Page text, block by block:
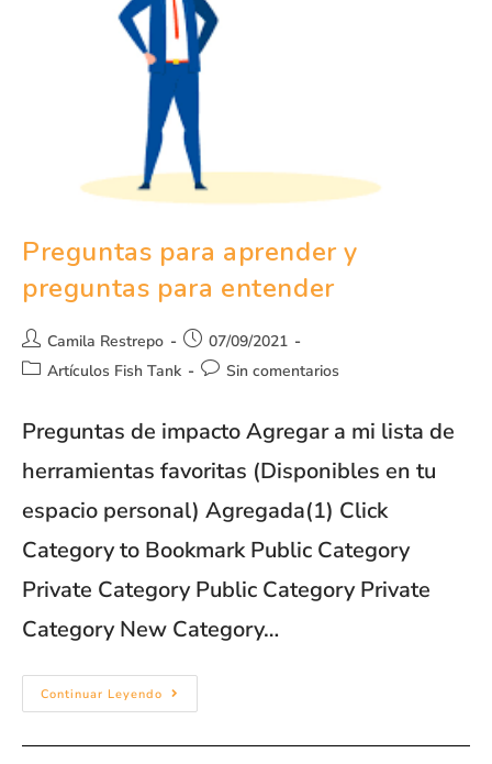
Preguntas para aprender y
preguntas para entender
Camila Restrepo
07/09/2021
Artículos Fish Tank
Sin comentarios
Preguntas de impacto Agregar a mi lista de
herramientas favoritas (Disponibles en tu
espacio personal) Agregada(1) Click
Category to Bookmark Public Category
Private Category Public Category Private
Category New Category…
Continuar Leyendo